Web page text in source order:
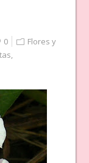
0
Flores y
,